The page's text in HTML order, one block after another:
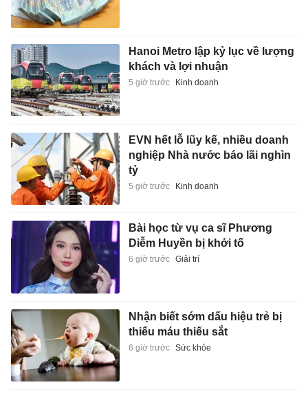
Hanoi Metro lập kỷ lục về lượng
khách và lợi nhuận
5 giờ trước Kinh doanh
EVN hết lỗ lũy kế, nhiều doanh
nghiệp Nhà nước báo lãi nghìn
tỷ
5 giờ trước Kinh doanh
Bài học từ vụ ca sĩ Phương
Diễm Huyền bị khởi tố
6 giờ trước Giải trí
Nhận biết sớm dấu hiệu trẻ bị
thiếu máu thiếu sắt
6 giờ trước Sức khỏe